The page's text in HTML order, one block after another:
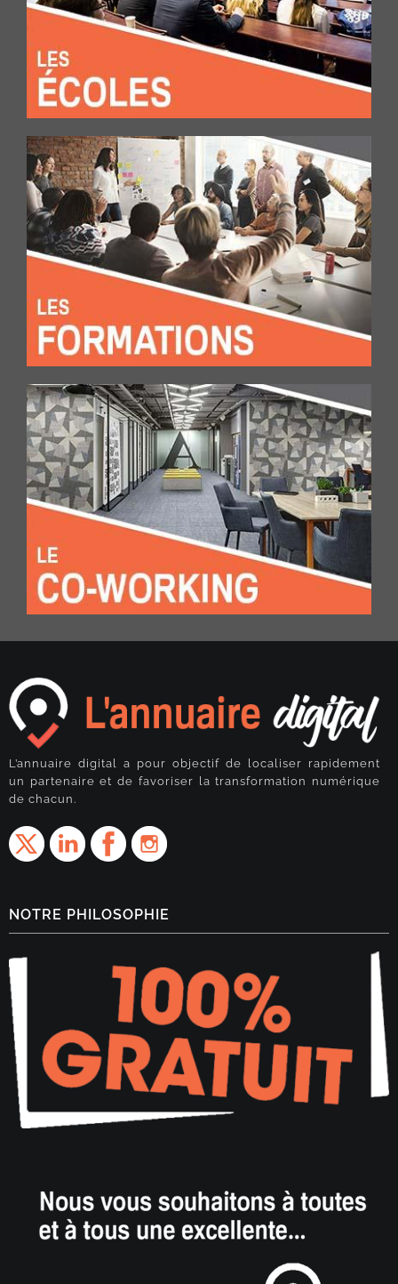
L’annuaire digital a pour objectif de localiser rapidement
un partenaire et de favoriser la transformation numérique
de chacun.
NOTRE PHILOSOPHIE